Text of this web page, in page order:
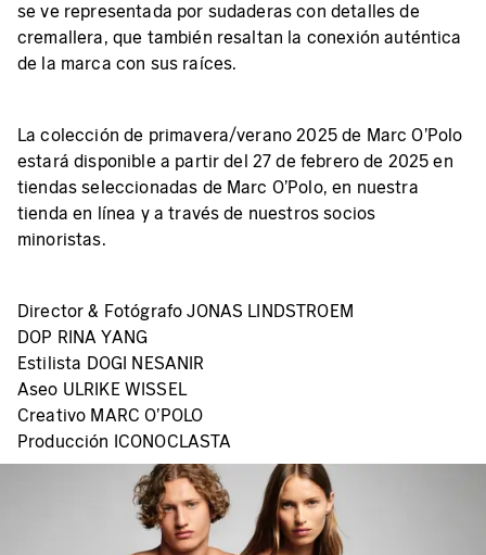
se ve representada por sudaderas con detalles de
cremallera, que también resaltan la conexión auténtica
de la marca con sus raíces.
La colección de primavera/verano 2025 de Marc O'Polo
estará disponible a partir del 27 de febrero de 2025 en
tiendas seleccionadas de Marc O'Polo, en nuestra
tienda en línea y a través de nuestros socios
minoristas.
Director & Fotógrafo JONAS LINDSTROEM
DOP RINA YANG
Estilista DOGI NESANIR
Aseo ULRIKE WISSEL
Creativo MARC O'POLO
Producción ICONOCLASTA